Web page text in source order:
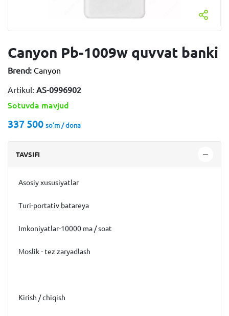
Canyon Pb-1009w quvvat banki
Brend: Canyon
Artikul: AS-0996902
Sotuvda mavjud
337 500 so'm / dona
TAVSIFI
Asosiy xususiyatlar
Turi-portativ batareya
Imkoniyatlar-10000 ma / soat
Moslik - tez zaryadlash
Kirish / chiqish